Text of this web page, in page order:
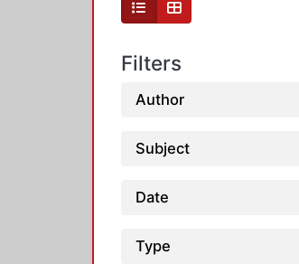
Filters
Author
Subject
Date
Type